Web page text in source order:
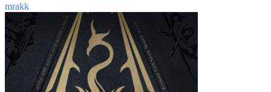
mrakk